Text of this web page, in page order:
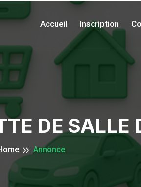
Accueil Inscription
DE SALLE
Annonce